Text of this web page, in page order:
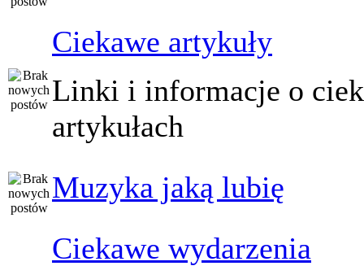
Ciekawe artykuły
Linki i informacje o
artykułach
Muzyka jaką lubię
Ciekawe wydarzenia